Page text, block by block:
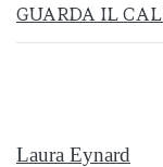
GUARDA IL
Laura Eynard